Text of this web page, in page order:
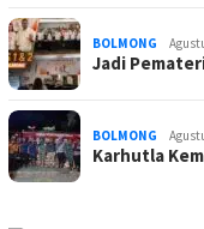
BOLMONG
Jadi
BOLMONG
Karhutla